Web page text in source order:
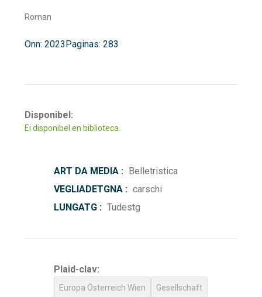
Roman
Onn: 2023 Paginas: 283
Disponibel:
Ei disponibel en biblioteca.
ART DA MEDIA :
Belletristica
VEGLIADETGNA : carschi
LUNGATG : Tudestg
Plaid-clav:
Europa Österreich Wien Gesellschaft